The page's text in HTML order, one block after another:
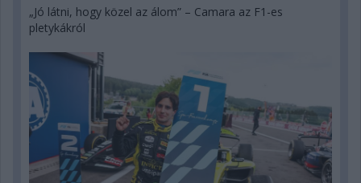
„Jó látni, hogy közel az álom” – Camara az F1-es
pletykákról